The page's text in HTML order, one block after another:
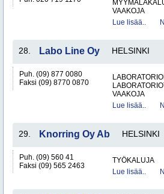
VAAKOJA
Lue lisää..
28. Labo Line Oy HELSINKI
Puh. (09) 877 0080
Faksi (09) 8770 0870
VAAKOJA
Lue lisää..
29. Knorring Oy Ab HELSINKI
Puh. (09) 560 41
Faksi (09) 565 2463
TYÖKALUJA
Lue lisää..